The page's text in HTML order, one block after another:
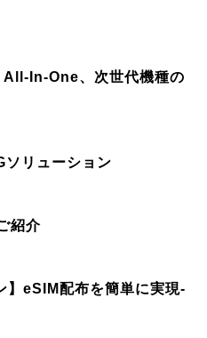
All-In-One、次世代機種の
ソリューション
紹介
】eSIM配布を簡単に実現-